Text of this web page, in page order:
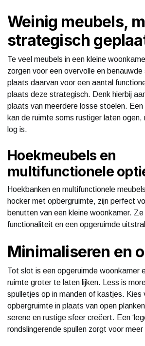
Weinig meubels,
strategisch
Te veel meubels in een kleine
zorgen voor een overvolle en benauwde
plaats daarvan voor een aantal
plaats deze strategisch. Denk hierbij
plaats van meerdere losse stoelen.
kan de ruimte soms rustiger laten
log is.
Hoekmeubels en
multifunctionele
Hoekbanken en multifunctionele
hocker met opbergruimte, zijn perfect
benutten van een kleine woonkamer.
functionaliteit en een opgeruimde
Minimaliseren en
Tot slot is een opgeruimde woonkamer
ruimte groter te laten lijken. Less is
spulletjes op in manden of kastjes. Kies
opbergruimte in plaats van open
serene en rustige sfeer creëert. Een
rondslingerende spullen zorgt voor